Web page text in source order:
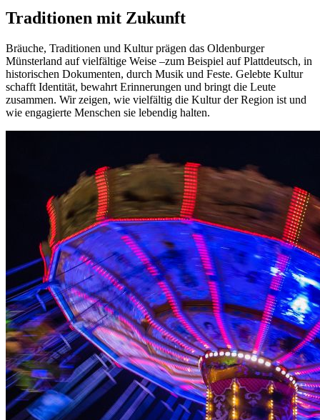
Traditionen mit Zukunft
Bräuche, Traditionen und Kultur prägen das Oldenburger
Münsterland auf vielfältige Weise –zum Beispiel auf Plattdeutsch, in
historischen Dokumenten, durch Musik und Feste. Gelebte Kultur
schafft Identität, bewahrt Erinnerungen und bringt die Leute
zusammen. Wir zeigen, wie vielfältig die Kultur der Region ist und
wie engagierte Menschen sie lebendig halten.